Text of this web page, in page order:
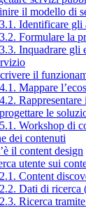
il modello di
Identificare
Formulare la
Inquadrare gli
il
Mappare
le
Workshop di
dei contenuti
il content design
utente sui
Content
Dati di ricerca
Ricerca